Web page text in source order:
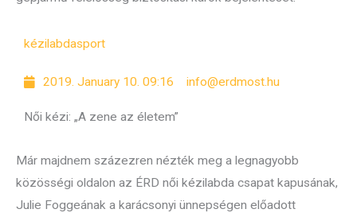
kézilabdasport
2019. January 10. 09:16 info@erdmost.hu
Női kézi: „A zene az életem”
Már majdnem százezren nézték meg a legnagyobb
közösségi oldalon az ÉRD női kézilabda csapat kapusának,
Julie Foggeának a karácsonyi ünnepségen előadott